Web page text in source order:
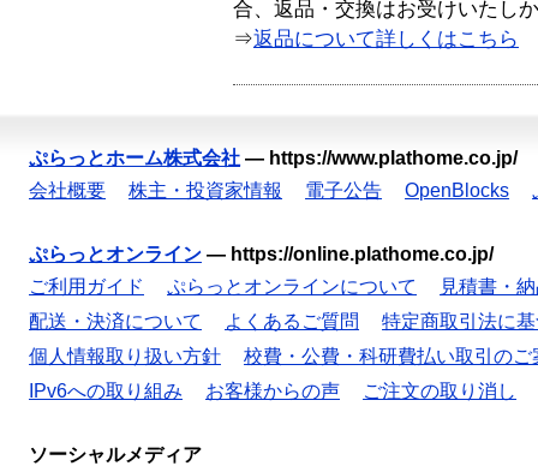
合、返品・交換はお受けいたし
⇒返品について詳しくはこちら
ぷらっとホーム株式会社 — https://www.plathome.co.jp/
会社概要
株主・投資家情報 電子公告 OpenBlocks
ぷらっとオンライン — https://online.plathome.co.jp/
ご利用ガイド
ぷらっとオンラインについて
見積書・
配送・決済について
よくあるご質問
特定商取引法に
個人情報取り扱い方針
校費・公費・科研費払い取引のご
IPv6への取り組み
お客様からの声 ご注文の取り消し
ソーシャルメディア